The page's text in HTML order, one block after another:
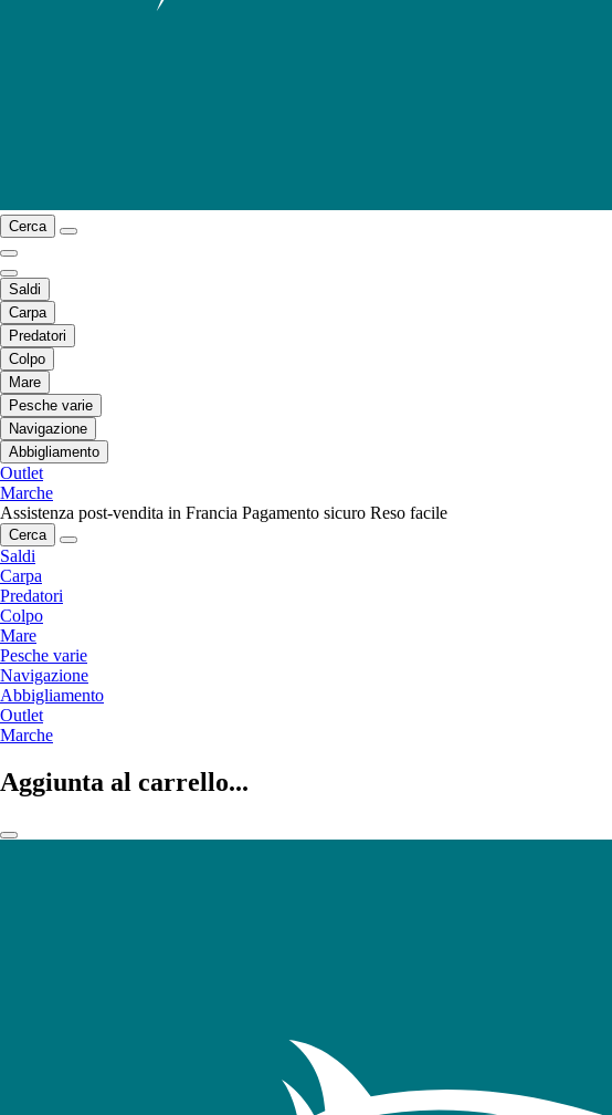
Cerca
Saldi
Carpa
Predatori
Colpo
Mare
Pesche varie
Navigazione
Abbigliamento
Outlet
Marche
Assistenza post-vendita in Francia Pagamento sicuro Reso facile
Cerca
Saldi
Carpa
Predatori
Colpo
Mare
Pesche varie
Navigazione
Abbigliamento
Outlet
Marche
Aggiunta al carrello...